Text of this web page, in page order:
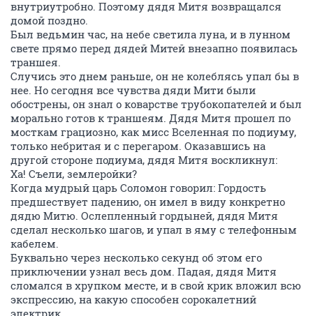
внутриутробно. Поэтому дядя Митя возвращался
домой поздно.
Был ведьмин час, на небе светила луна, и в лунном
свете прямо перед дядей Митей внезапно появилась
траншея.
Случись это днем раньше, он не колеблясь упал бы в
нее. Но сегодня все чувства дяди Мити были
обострены, он знал о коварстве трубокопателей и был
морально готов к траншеям. Дядя Митя прошел по
мосткам грациозно, как мисс Вселенная по подиуму,
только небритая и с перегаром. Оказавшись на
другой стороне подиума, дядя Митя воскликнул:
Ха! Съели, землеройки?
Когда мудрый царь Соломон говорил: Гордость
предшествует падению, он имел в виду конкретно
дядю Митю. Ослепленный гордыней, дядя Митя
сделал несколько шагов, и упал в яму с телефонным
кабелем.
Буквально через несколько секунд об этом его
приключении узнал весь дом. Падая, дядя Митя
сломался в хрупком месте, и в свой крик вложил всю
экспрессию, на какую способен сорокалетний
электрик.